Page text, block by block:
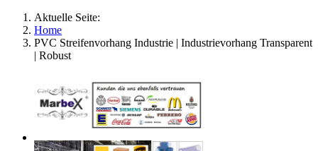
Aktuelle Seite:
Home
PVC Streifenvorhang Industrie | Industrievorhang Transparent
| Robust